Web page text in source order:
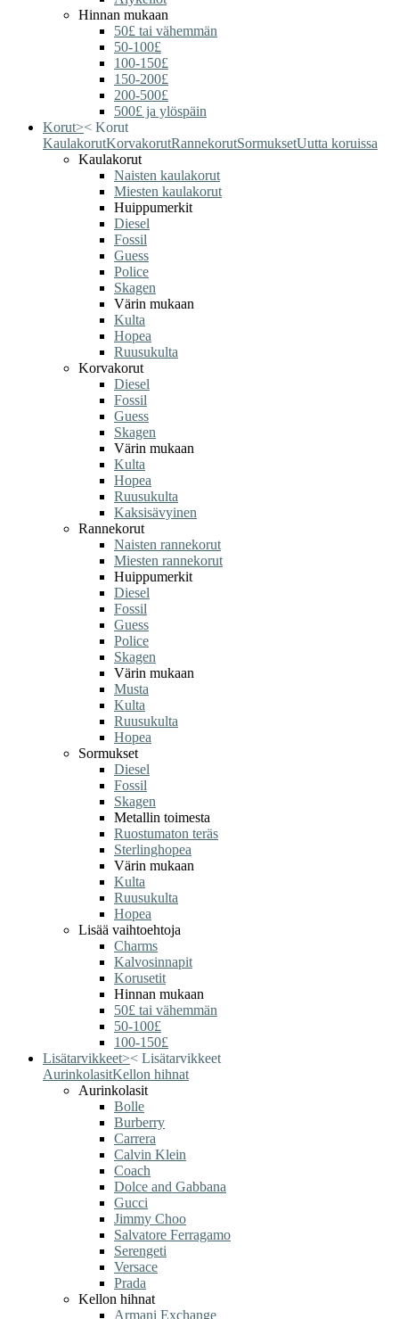
Hinnan mukaan
50£ tai vähemmän
50-100£
100-150£
150-200£
200-500£
500£ ja ylöspäin
Korut>< Korut
KaulakorutKorvakorutRannekorutSormuksetUutta koruissa
Kaulakorut
Naisten kaulakorut
Miesten kaulakorut
Huippumerkit
Diesel
Fossil
Guess
Police
Skagen
Värin mukaan
Kulta
Hopea
Ruusukulta
Korvakorut
Diesel
Fossil
Guess
Skagen
Värin mukaan
Kulta
Hopea
Ruusukulta
Kaksisävyinen
Rannekorut
Naisten rannekorut
Miesten rannekorut
Huippumerkit
Diesel
Fossil
Guess
Police
Skagen
Värin mukaan
Musta
Kulta
Ruusukulta
Hopea
Sormukset
Diesel
Fossil
Skagen
Metallin toimesta
Ruostumaton teräs
Sterlinghopea
Värin mukaan
Kulta
Ruusukulta
Hopea
Lisää vaihtoehtoja
Charms
Kalvosinnapit
Korusetit
Hinnan mukaan
50£ tai vähemmän
50-100£
100-150£
Lisätarvikkeet>< Lisätarvikkeet
AurinkolasitKellon hihnat
Aurinkolasit
Bolle
Burberry
Carrera
Calvin Klein
Coach
Dolce and Gabbana
Gucci
Jimmy Choo
Salvatore Ferragamo
Serengeti
Versace
Prada
Kellon hihnat
Armani Exchange